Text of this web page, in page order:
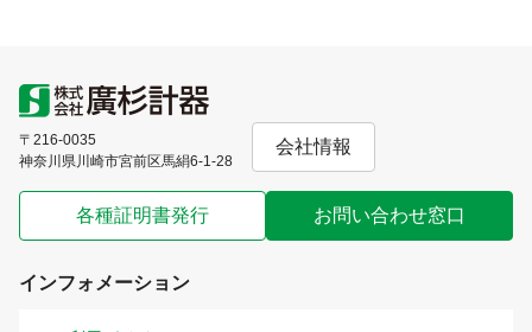
〒216-0035
神奈川県川崎市宮前区馬絹6-1-28
会社情報
各種証明書発行 お問い合わせ窓口
インフォメーション